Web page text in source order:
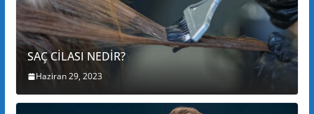
SAÇ CİLASI NEDİR?
Haziran 29, 2023